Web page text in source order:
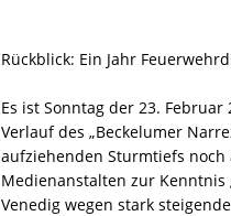
Rückblick: Ein Jahr
Es ist Sonntag der 23.
Verlauf des „Beckelumer
aufziehenden Sturmtiefs
Medienanstalten zur
Venedig wegen stark